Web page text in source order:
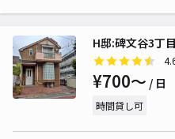
H邸:碑文谷3丁
¥700〜 / 日
時間貸し可